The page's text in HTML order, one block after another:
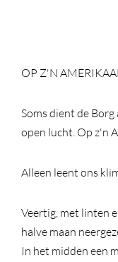
OP Z'N
Soms dient de
open lucht. Op z'n
Alleen leent ons
Veertig, met linten
halve maan
In het midden een